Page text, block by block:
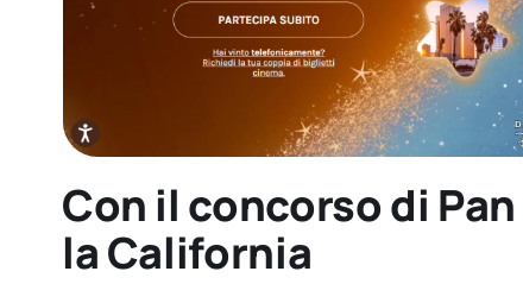
Con il concorso di
la California